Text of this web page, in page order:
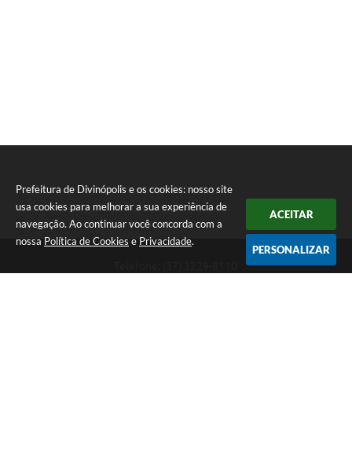
Prefeitura de Divinópolis e os cookies: nosso site
usa cookies para melhorar a sua experiência de
navegação. Ao continuar você concorda com a
nossa Política de Cookies e Privacidade.
ACEITAR
PERSONALIZAR